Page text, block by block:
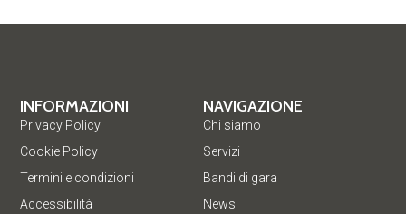
NAVIGAZIONE
Chi siamo
Servizi
Bandi di gara
News
INFORMAZIONI
Privacy Policy
Cookie Policy
Termini e condizioni
Accessibilità